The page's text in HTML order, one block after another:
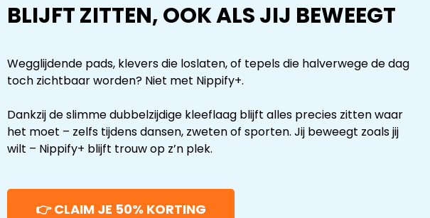
BLIJFT ZITTEN, OOK ALS JIJ BEWEEGT
Wegglijdende pads, klevers die loslaten, of tepels die halverwege de dag
toch zichtbaar worden? Niet met Nippify+.
Dankzij de slimme dubbelzijdige kleeflaag blijft alles precies zitten waar
het moet – zelfs tijdens dansen, zweten of sporten. Jij beweegt zoals jij
wilt – Nippify+ blijft trouw op z’n plek.
👉 CLAIM JE 50% KORTING